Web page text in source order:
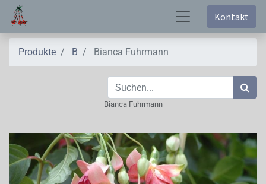
Kontakt
Produkte B Bianca Fuhrmann
Bianca Fuhrmann